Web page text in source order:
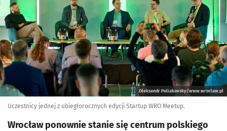
Oleksandr Poliakovsky/www.wroclaw.pl
Uczestnicy jednej z ubiegłorocznych edycji Startup WRO Meetup.
Wrocław ponownie stanie się centrum polskiego